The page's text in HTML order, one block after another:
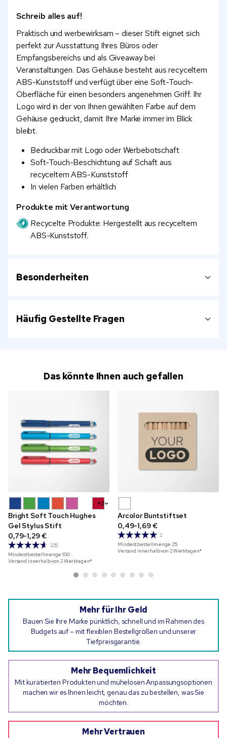
Schreib alles auf!
Praktisch und werbewirksam – dieser Stift eignet sich
perfekt zur Ausstattung Ihres Büros oder
Empfangsbereichs und als Giveaway bei
Veranstaltungen. Das Gehäuse besteht aus recyceltem
ABS-Kunststoff und verfügt über eine Soft-Touch-
Oberfläche für einen besonders angenehmen Griff. Ihr
Logo wird in der von Ihnen gewählten Farbe auf dem
Gehäuse gedruckt, damit Ihre Marke immer im Blick
bleibt.
Bedruckbar mit Logo oder Werbebotschaft
Soft-Touch-Beschichtung auf Schaft aus
recyceltem ABS-Kunststoff
In vielen Farben erhältlich
Produkte mit Verantwortung
Recycelte Produkte: Hergestellt aus recyceltem
ABS-Kunststoff.
Besonderheiten
Häufig Gestellte Fragen
Das könnte Ihnen auch gefallen
+2
Bright Soft Touch Hughes
Gel Stylus Stift
0,79-1,29 €
225
Mindestbestellmenge100
Versand innerhalb von 2 Werktagen*
Arcolor Buntstiftset
0,49-1,69 €
2
Mindestbestellmenge25
Versand innerhalb von 2 Werktagen*
Mehr für Ihr Geld
Bauen Sie Ihre Marke pünktlich, schnell und im Rahmen des
Budgets auf – mit flexiblen Bestellgrößen und unserer
Tiefpreisgarantie.
Mehr Bequemlichkeit
Mit kuratierten Produkten und mühelosen Anpassungsoptionen
machen wir es Ihnen leicht, genau das zu bestellen, was Sie
möchten.
Mehr Vertrauen